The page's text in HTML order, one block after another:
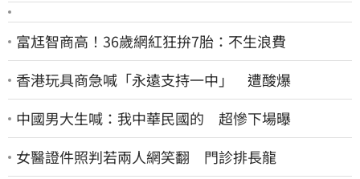
富尪智商高！36歲網紅狂拚7胎：不生浪費
香港玩具商急喊「永遠支持一中」 遭酸爆
中國男大生喊：我中華民國的 超慘下場曝
女醫證件照判若兩人網笑翻 門診排長龍